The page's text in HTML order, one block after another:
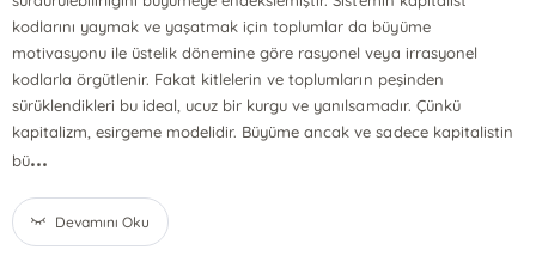
kodlarını yaymak ve yaşatmak için toplumlar da büyüme
motivasyonu ile üstelik dönemine göre rasyonel veya irrasyonel
kodlarla örgütlenir. Fakat kitlelerin ve toplumların peşinden
sürüklendikleri bu ideal, ucuz bir kurgu ve yanılsamadır. Çünkü
kapitalizm, esirgeme modelidir. Büyüme ancak ve sadece kapitalistin
bü...
Devamını Oku